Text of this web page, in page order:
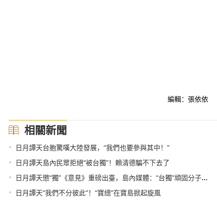
編輯：張依依
相關新聞
• 日月譚天台胞驚嘆大陸發展，“我們也要參與其中！”
• 日月譚天島內民眾拒絕“被台獨”！賴清德騙不下去了
• 日月譚天懲“獨”《意見》重磅出臺，島內媒體：“台獨”頑固分子對號入座吧！
• 日月譚天“我們不分彼此”！“寶總”在寶島掀起旋風